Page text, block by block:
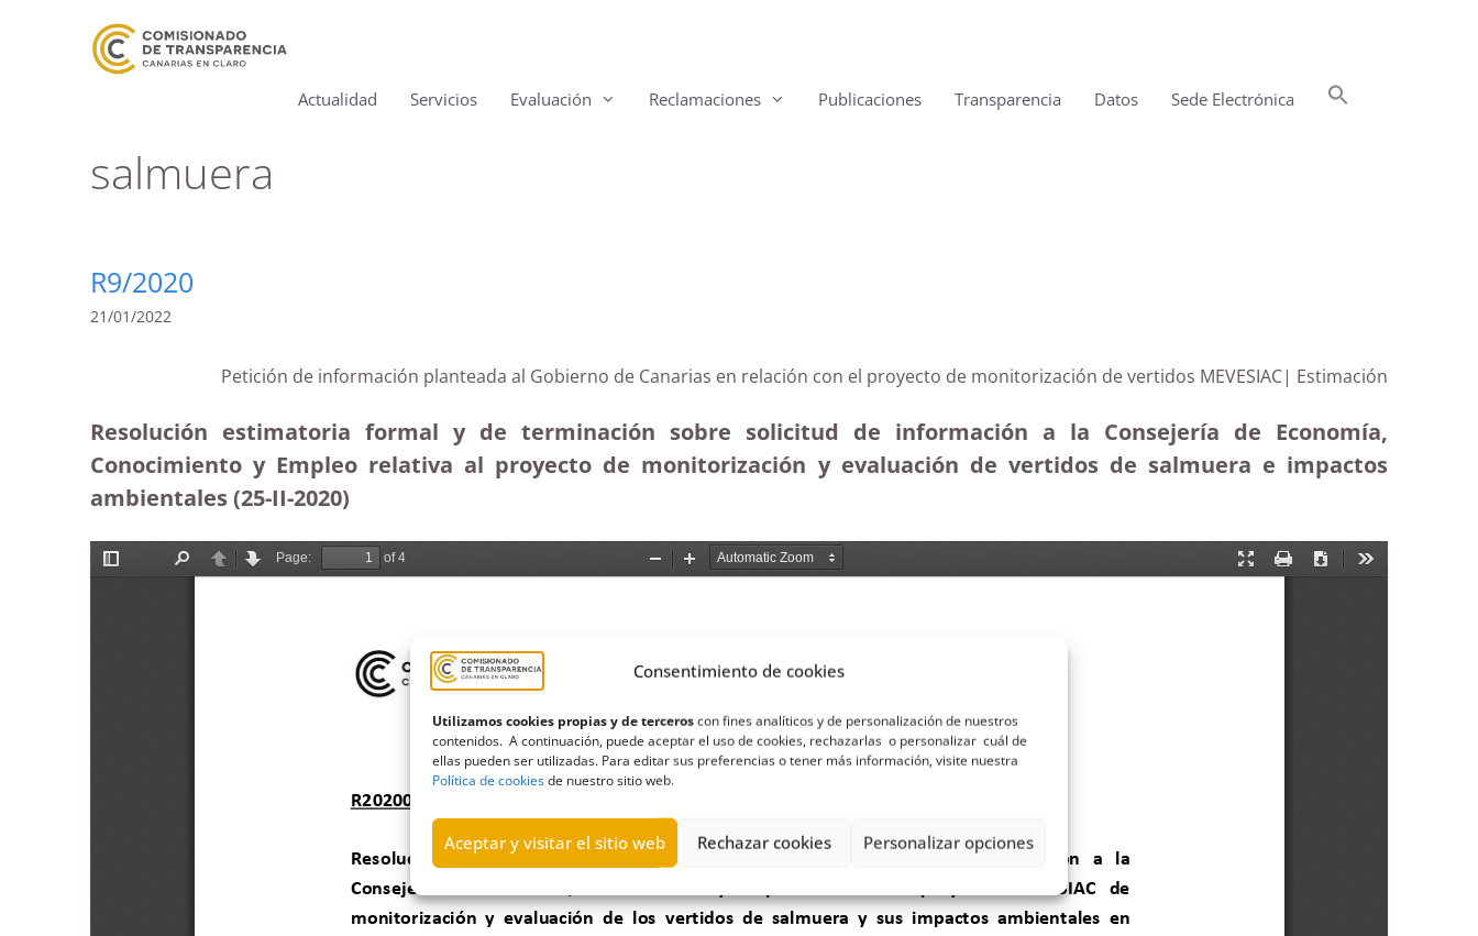
Consentimiento de cookies
Utilizamos cookies propias y de terceroscon fines analíticos y de personalización de nuestros
contenidos. A continuación, puede aceptar el uso de cookies, rechazarlas o personalizar cuál de
ellas pueden ser utilizadas. Para editar sus preferencias o tener más información, visite nuestra
Política de cookiesde nuestro sitio web.
Aceptar y visitar el sitio web Rechazar cookies Personalizar opciones
Actualidad Servicios Evaluación Reclamaciones Publicaciones Transparencia Datos Sede Electrónica
salmuera
R9/2020
21/01/2022
Petición de información planteada al Gobierno de Canarias en relación con el proyecto de monitorización de vertidos MEVESIAC| Estimación
Resolución estimatoria formal y de terminación sobre solicitud de información a la Consejería de Economía,
Conocimiento y Empleo relativa al proyecto de monitorización y evaluación de vertidos de salmuera e impactos
ambientales (25-II-2020)